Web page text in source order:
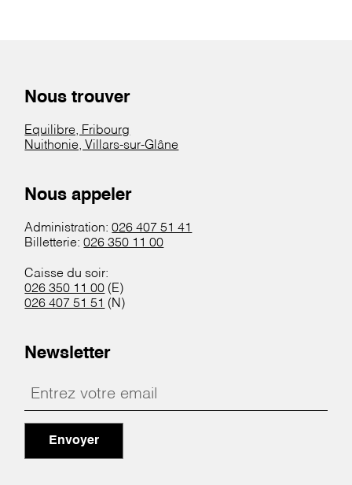
Nous trouver
Equilibre, Fribourg
Nuithonie, Villars-sur-Glâne
Nous appeler
Administration:026 407 51 41
Billetterie:026 350 11 00
Caisse du soir:
026 350 11 00 (E)
026 407 51 51 (N)
Newsletter
Envoyer